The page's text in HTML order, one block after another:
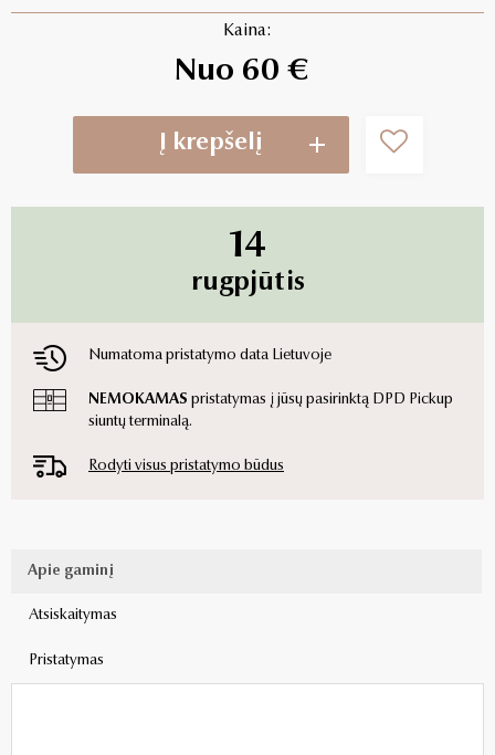
Kaina:
Nuo 60 €
Į krepšelį
14
rugpjūtis
Numatoma pristatymo data Lietuvoje
NEMOKAMAS pristatymas į jūsų pasirinktą DPD Pickup
siuntų terminalą.
Rodyti visus pristatymo būdus
Apie gaminį
Atsiskaitymas
Pristatymas